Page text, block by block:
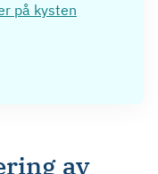
på kysten
av